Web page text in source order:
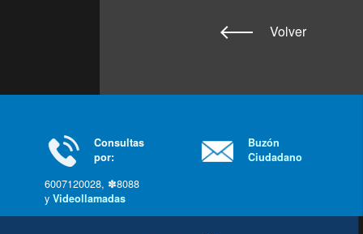
Volver
Consultas
por:
6007120028, ✽8088
y Videollamadas
Buzón
Ciudadano